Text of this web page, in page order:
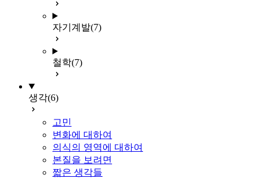
자기계발(7)
철학(7)
생각(6)
고민
변화에 대하여
의식의 영역에 대하여
본질을 보려면
짧은 생각들